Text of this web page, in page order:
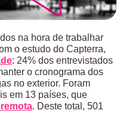
na hora de trabalhar
o estudo do Capterra,
: 24% dos entrevistados
o cronograma dos
no exterior. Foram
em 13 países, que
. Deste total, 501